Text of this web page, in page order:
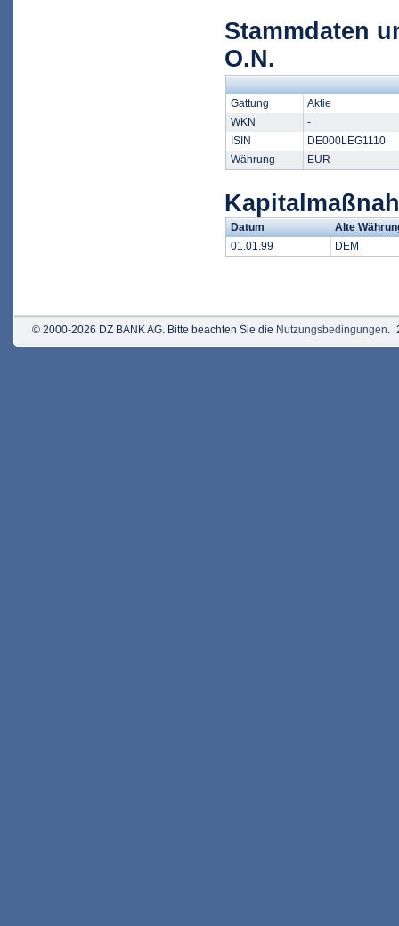
Stammdaten
O.N.
Gattung
Aktie
WKN
-
ISIN
DE000LEG1110
Währung
EUR
Datum
Alte
01.01.99
DEM
© 2000-2026 DZ BANK AG. Bitte beachten Sie die Nutzungsbedingungen.